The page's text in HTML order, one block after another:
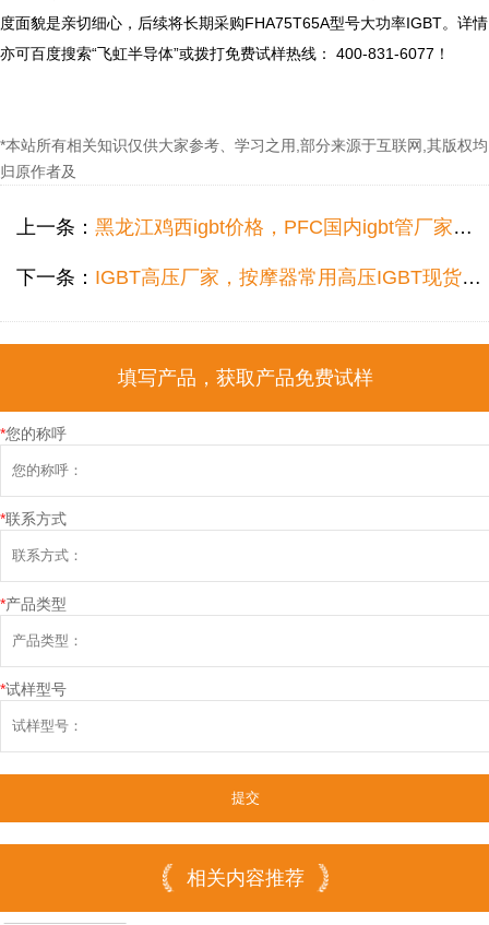
度面貌是亲切细心，后续将长期采购FHA75T65A型号大功率IGBT。详情
亦可百度搜索“飞虹半导体”或拨打免费试样热线： 400-831-6077！
*本站所有相关知识仅供大家参考、学习之用,部分来源于互联网,其版权均
归原作者及
上一条： 黑龙江鸡西igbt价格，PFC国内igbt管厂家现货怎么选型？
下一条： IGBT高压厂家，按摩器常用高压IGBT现货哪个好？
填写产品，获取产品免费试样
*您的称呼
*联系方式
*产品类型
*试样型号
相关内容推荐